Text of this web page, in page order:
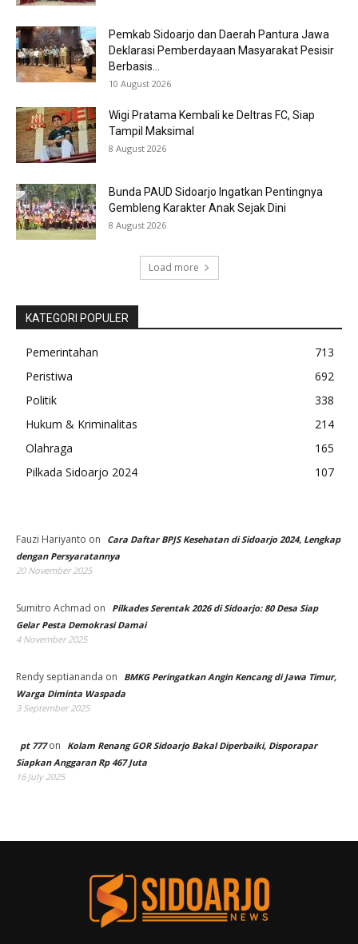
Pemkab Sidoarjo dan Daerah Pantura Jawa
Deklarasi Pemberdayaan Masyarakat Pesisir
Berbasis...
10 August 2026
Wigi Pratama Kembali ke Deltras FC, Siap
Tampil Maksimal
8 August 2026
Bunda PAUD Sidoarjo Ingatkan Pentingnya
Gembleng Karakter Anak Sejak Dini
8 August 2026
Load more
KATEGORI POPULER
Pemerintahan
713
Peristiwa
692
Politik
338
Hukum & Kriminalitas
214
Olahraga
165
Pilkada Sidoarjo 2024
107
Fauzi Hariyanto on
Cara Daftar BPJS Kesehatan di Sidoarjo 2024, Lengkap
dengan Persyaratannya
20 November 2025
Sumitro Achmad on
Pilkades Serentak 2026 di Sidoarjo: 80 Desa Siap
Gelar Pesta Demokrasi Damai
4 November 2025
Rendy septiananda on
BMKG Peringatkan Angin Kencang di Jawa Timur,
Warga Diminta Waspada
3 September 2025
pt 777on
Kolam Renang GOR Sidoarjo Bakal Diperbaiki, Disporapar
Siapkan Anggaran Rp 467 Juta
16 July 2025